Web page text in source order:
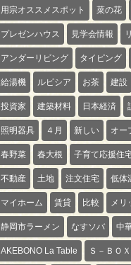
用宗オススメスポット 菜の花
プレゼンハウス 見学会情報
アンダーリビング タイピング
給湯機 ルピシア お茶 建設
投資家 建築材料 日本経済
照明器具 ４月 新しい オー
春野菜 春大根 子育て応援住
不動産 土地 注文住宅 低体
マイホーム 賃貸 比較 メリ
静岡市ラーメン なすソバ 中
AKEBONO La Table Ｓ－ＢＯＸ